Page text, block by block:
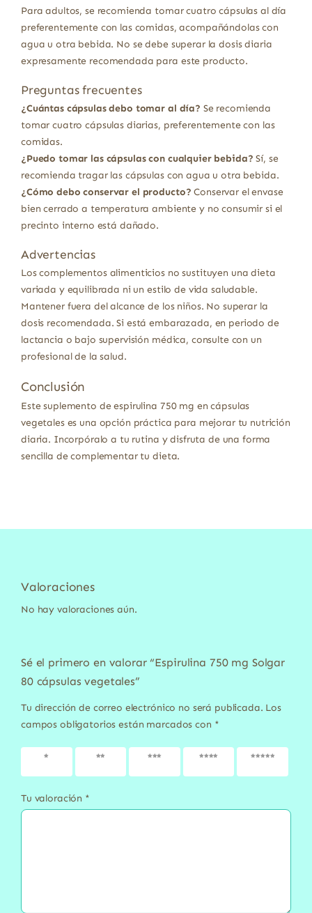
Para adultos, se recomienda tomar cuatro cápsulas al día
preferentemente con las comidas, acompañándolas con
agua u otra bebida. No se debe superar la dosis diaria
expresamente recomendada para este producto.
Preguntas frecuentes
¿Cuántas cápsulas debo tomar al día? Se recomienda
tomar cuatro cápsulas diarias, preferentemente con las
comidas.
¿Puedo tomar las cápsulas con cualquier bebida? Sí, se
recomienda tragar las cápsulas con agua u otra bebida.
¿Cómo debo conservar el producto? Conservar el envase
bien cerrado a temperatura ambiente y no consumir si el
precinto interno está dañado.
Advertencias
Los complementos alimenticios no sustituyen una dieta
variada y equilibrada ni un estilo de vida saludable.
Mantener fuera del alcance de los niños. No superar la
dosis recomendada. Si está embarazada, en periodo de
lactancia o bajo supervisión médica, consulte con un
profesional de la salud.
Conclusión
Este suplemento de espirulina 750 mg en cápsulas
vegetales es una opción práctica para mejorar tu nutrición
diaria. Incorpóralo a tu rutina y disfruta de una forma
sencilla de complementar tu dieta.
Valoraciones
No hay valoraciones aún.
Sé el primero en valorar “Espirulina 750 mg Solgar
80 cápsulas vegetales”
Tu dirección de correo electrónico no será publicada. Los
campos obligatorios están marcados con *
1 de 5
2 de 5
3 de 5
4 de 5
5 de 5
Tu valoración *